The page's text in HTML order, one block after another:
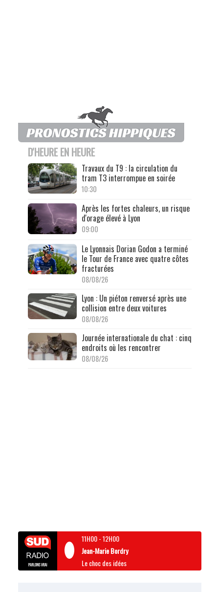
D'HEURE EN HEURE
Travaux du T9 : la circulation du
tram T3 interrompue en soirée
10:30
Après les fortes chaleurs, un risque
d'orage élevé à Lyon
09:00
Le Lyonnais Dorian Godon a terminé
le Tour de France avec quatre côtes
fracturées
08/08/26
Lyon : Un piéton renversé après une
collision entre deux voitures
08/08/26
Journée internationale du chat : cinq
endroits où les rencontrer
08/08/26
11H00-12H00
Jean-Marie Bordry
Le choc des idées